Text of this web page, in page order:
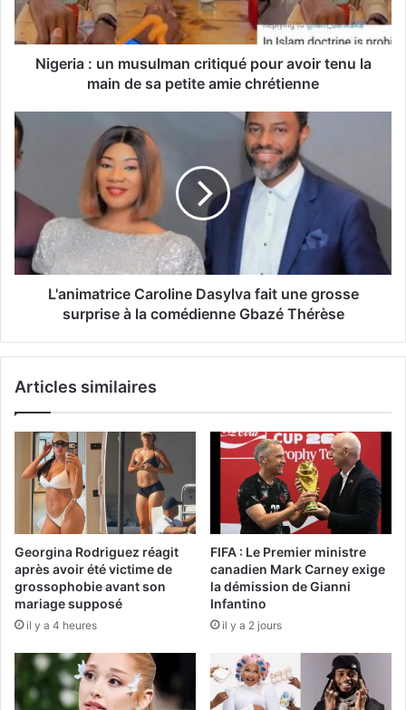
Nigeria : un musulman critiqué pour avoir tenu la
main de sa petite amie chrétienne
L'animatrice Caroline Dasylva fait une grosse
surprise à la comédienne Gbazé Thérèse
Articles similaires
Georgina Rodriguez réagit
après avoir été victime de
grossophobie avant son
mariage supposé
il y a 4 heures
FIFA : Le Premier ministre
canadien Mark Carney exige
la démission de Gianni
Infantino
il y a 2 jours